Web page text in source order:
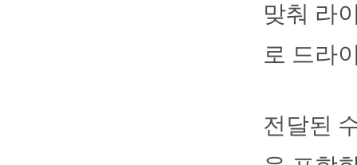
맞춰 라
로 드라
전달된